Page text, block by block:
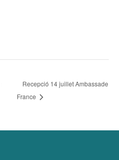
Recepció 14 juillet Ambassade
France